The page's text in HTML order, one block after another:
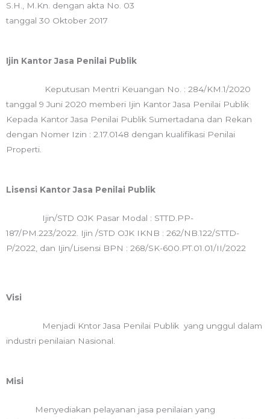
S.H., M.Kn. dengan akta No. 03
tanggal 30 Oktober 2017
Ijin Kantor Jasa Penilai Publik
Keputusan Mentri Keuangan No. : 284/KM.1/2020
tanggal 9 Juni 2020 memberi Ijin Kantor Jasa Penilai Publik
Kepada Kantor Jasa Penilai Publik Sumertadana dan Rekan
dengan Nomer Izin : 2.17.0148 dengan kualifikasi Penilai
Properti.
Lisensi Kantor Jasa Penilai Publik
Ijin/STD OJK Pasar Modal : STTD.PP-
187/PM.223/2022. Ijin /STD OJK IKNB : 262/NB.122/STTD-
P/2022, dan Ijin/Lisensi BPN : 268/SK-600.PT.01.01/II/2022
Visi
Menjadi Kntor Jasa Penilai Publik yang unggul dalam
industri penilaian Nasional.
Misi
Menyediakan pelayanan jasa penilaian yang